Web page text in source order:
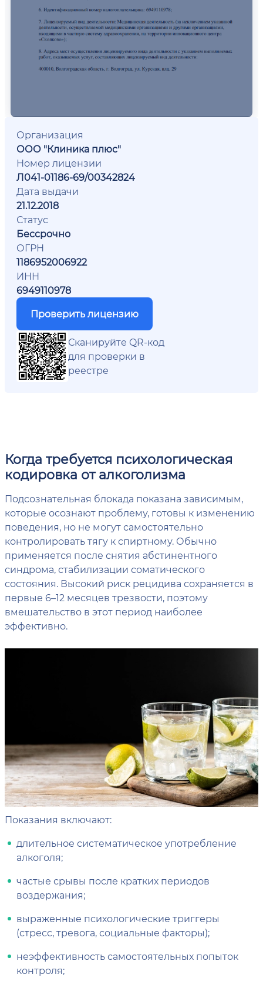
Организация
ООО "Клиника плюс"
Номер лицензии
Л041-01186-69/00342824
Дата выдачи
21.12.2018
Статус
Бессрочно
ОГРН
1186952006922
ИНН
6949110978
Проверить лицензию
Сканируйте QR-код
для проверки в
реестре
Когда требуется психологическая
кодировка от алкоголизма
Подсознательная блокада показана зависимым,
которые осознают проблему, готовы к изменению
поведения, но не могут самостоятельно
контролировать тягу к спиртному. Обычно
применяется после снятия абстинентного
синдрома, стабилизации соматического
состояния. Высокий риск рецидива сохраняется в
первые 6–12 месяцев трезвости, поэтому
вмешательство в этот период наиболее
эффективно.
Показания включают:
длительное систематическое употребление
алкоголя;
частые срывы после кратких периодов
воздержания;
выраженные психологические триггеры
(стресс, тревога, социальные факторы);
неэффективность самостоятельных попыток
контроля;